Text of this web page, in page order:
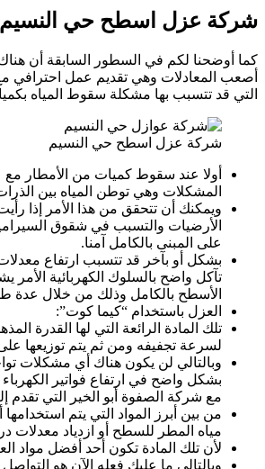
شركة عزل اسطح حي النسيم
كما أوضحنا لكم في السطور السابقة أن
أصعب المعادلات وهي تقديم عمل احترافي
التي قد تتسبب بها مشكلة سقوط المياه
شركة عزل اسطح حي النسيم
أولا عند سقوط كميات من الأمطار
المشكلات وهي توطن المياه بين
ويمكنك أن تتحقق من هذا الأمر إذا
الأرضيات والتسبب في شقوق
على المبنى بالكامل آمنا.
بشكل أو بآخر قد تتسبب ارتفاع
تآكل واضح بالسلوك الكهربائية
الأسطح بالكامل وذلك من خلال عدة
العزل باستخدام “كيما كوت”:
تلك المادة الرائعة التي لها القدرة
لسرعة تجفيفه ومن ثم يتم توزيعها
وبالتالي لن يكون هناك أي مشكلات
بشكل واضح في ارتفاع فواتير
مع شركة الصفوة أبو الخير التي تقدم
من بين أبرز المواد التي يتم
مياه المطر للسطح أو ازدياد معدلات
لأن تلك المادة تكون أحد أفضل مواد
وبالتالي ما عليك فعله الآن هو